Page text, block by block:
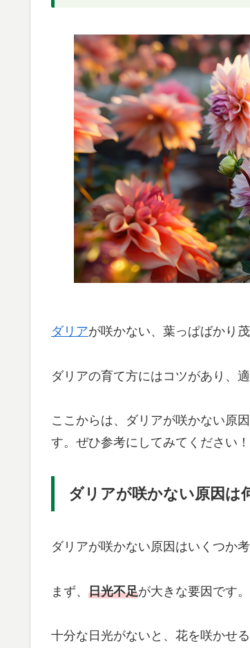
ダリアが咲かない、葉っぱばかり
ダリアの育て方にはコツがあり、
ここからは、ダリアが咲かない原
す。ぜひ参考にしてみてください！
ダリアが咲かない原因は
ダリアが咲かない原因はいくつか考
まず、 日光不足が大きな要因です
十分な日光がないと、花を咲かせ